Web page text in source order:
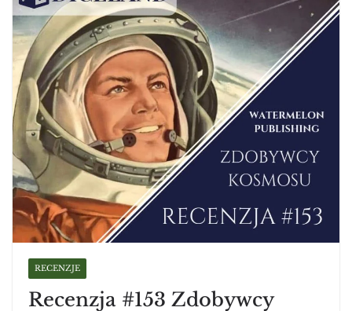
RECENZJE
Recenzja #153 Zdobywcy